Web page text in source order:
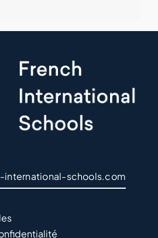
international-schools.com